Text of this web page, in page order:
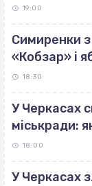
19:00
Симиренки
«Кобзар» і
18:30
У Черкасах
міськради:
18:00
У Черкасах